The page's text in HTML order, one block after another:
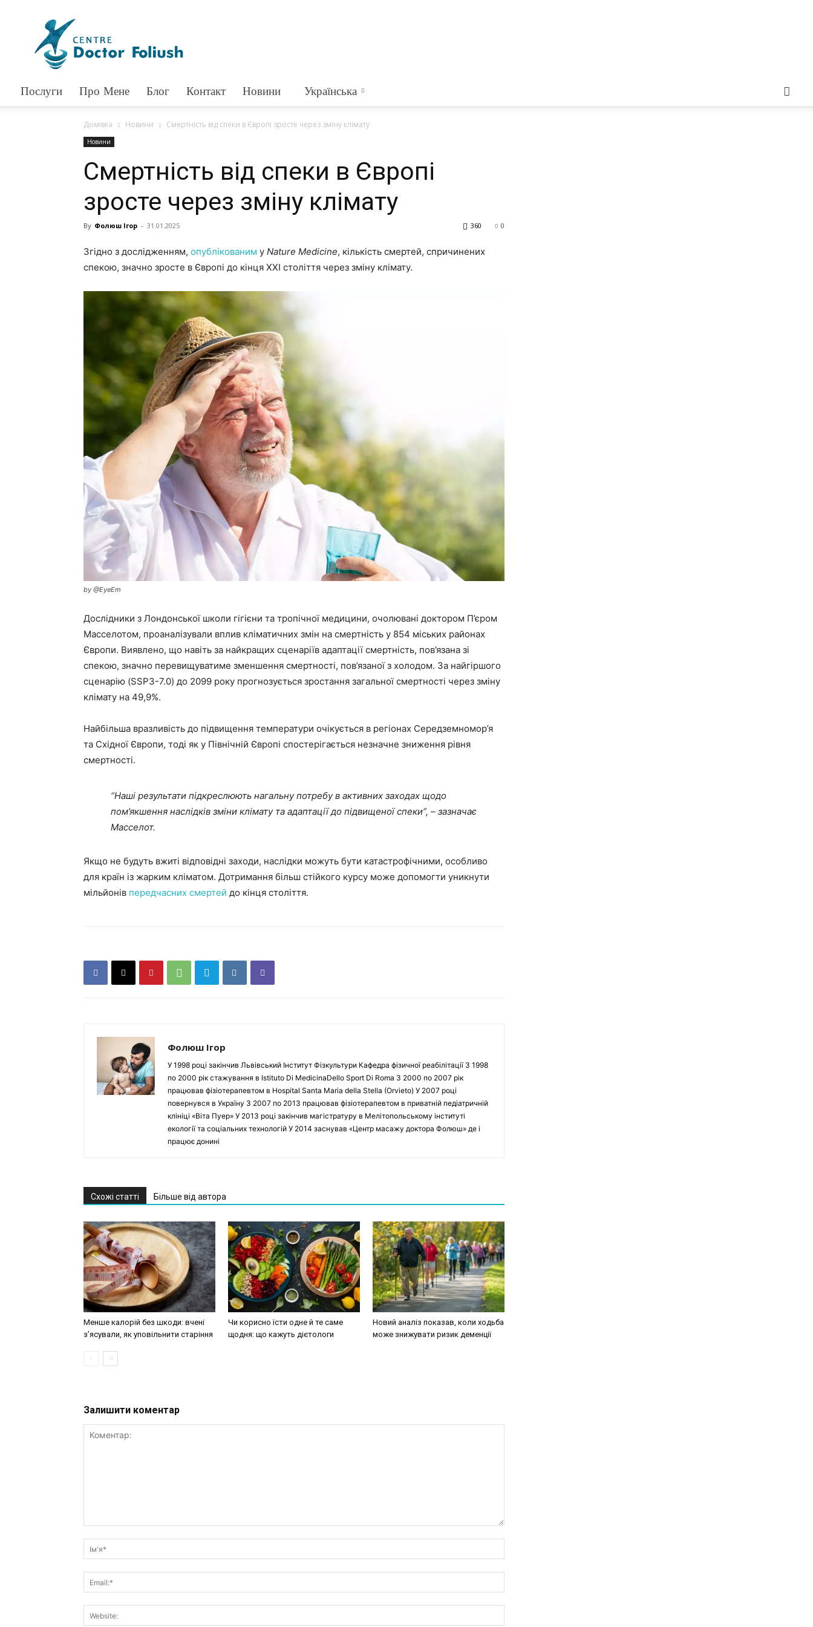
Послуги Про Мене Блог Контакт Новини Українська
Домівка Новини Смертність від спеки в Європі зросте через зміну клімату
Новини
Смертність від спеки в Європі
зросте через зміну клімату
By Фолюш Ігор - 31.01.2025 0
360
Згідно з дослідженням, опублікованим у Nature Medicine, кількість смертей, спричинених
спекою, значно зросте в Європі до кінця XXI століття через зміну клімату.
by @EyeEm
Дослідники з Лондонської школи гігієни та тропічної медицини, очолювані доктором П’єром
Масселотом, проаналізували вплив кліматичних змін на смертність у 854 міських районах
Європи. Виявлено, що навіть за найкращих сценаріїв адаптації смертність, пов’язана зі
спекою, значно перевищуватиме зменшення смертності, пов’язаної з холодом. За найгіршого
сценарію (SSP3-7.0) до 2099 року прогнозується зростання загальної смертності через зміну
клімату на 49,9%.
Найбільша вразливість до підвищення температури очікується в регіонах Середземномор’я
та Східної Європи, тоді як у Північній Європі спостерігається незначне зниження рівня
смертності.
“Наші результати підкреслюють нагальну потребу в активних заходах щодо
пом’якшення наслідків зміни клімату та адаптації до підвищеної спеки”, – зазначає
Масселот.
Якщо не будуть вжиті відповідні заходи, наслідки можуть бути катастрофічними, особливо
для країн із жарким кліматом. Дотримання більш стійкого курсу може допомогти уникнути
мільйонів передчасних смертей до кінця століття.
Фолюш Ігор
У 1998 році закінчив Львівський Інститут Фізкультури Кафедра фізичної реабілітації З 1998
по 2000 рік стажування в Istituto Di MedicinaDello Sport Di Roma З 2000 по 2007 рік
працював фізіотерапевтом в Hospital Santa Maria della Stella (Orvieto) У 2007 році
повернувся в Україну З 2007 по 2013 працював фізіотерапевтом в приватній педіатричній
клініці «Віта Пуер» У 2013 році закінчив магістратуру в Мелітопольському інституті
екології та соціальних технологій У 2014 заснував «Центр масажу доктора Фолюш» де і
працює донині
Схожі статті Більше від автора
Менше калорій без шкоди: вчені
з’ясували, як уповільнити старіння
Чи корисно їсти одне й те саме
щодня: що кажуть дієтологи
Новий аналіз показав, коли ходьба
може знижувати ризик деменції
Залишити коментар